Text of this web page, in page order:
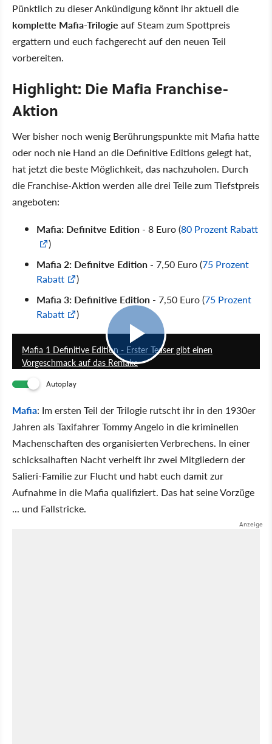
Pünktlich zu dieser Ankündigung könnt ihr aktuell die
komplette Mafia-Trilogie auf Steam zum Spottpreis
ergattern und euch fachgerecht auf den neuen Teil
vorbereiten.
Highlight: Die Mafia Franchise-
Aktion
Wer bisher noch wenig Berührungspunkte mit Mafia hatte
oder noch nie Hand an die Definitive Editions gelegt hat,
hat jetzt die beste Möglichkeit, das nachzuholen. Durch
die Franchise-Aktion werden alle drei Teile zum Tiefstpreis
angeboten:
Mafia: Definitve Edition - 8 Euro (80 Prozent Rabatt
)
Mafia 2: Definitve Edition - 7,50 Euro (75 Prozent
Rabatt
)
Mafia 3: Definitive Edition - 7,50 Euro (75 Prozent
Rabatt
)
Mafia 1 Definitive Edition - Erster Teaser gibt einen
Vorgeschmack auf das Remake
Autoplay
Mafia: Im ersten Teil der Trilogie rutscht ihr in den 1930er
Jahren als Taxifahrer Tommy Angelo in die kriminellen
Machenschaften des organisierten Verbrechens. In einer
schicksalhaften Nacht verhelft ihr zwei Mitgliedern der
Salieri-Familie zur Flucht und habt euch damit zur
Aufnahme in die Mafia qualifiziert. Das hat seine Vorzüge
... und Fallstricke.